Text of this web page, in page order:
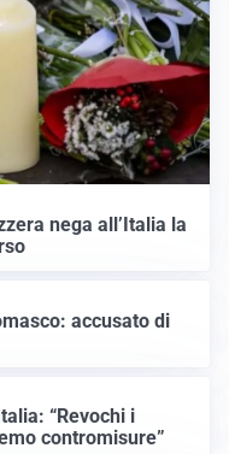
nega all’Italia la
accusato di
“Revochi i
contromisure”